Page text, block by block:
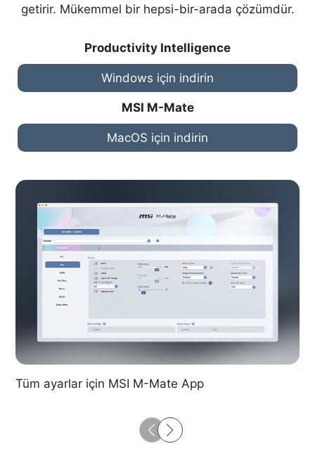
getirir. Mükemmel bir hepsi-bir-arada çözümdür.
Productivity Intelligence
Windows için indirin
MSI M-Mate
MacOS için indirin
Tüm ayarlar için MSI M-Mate App